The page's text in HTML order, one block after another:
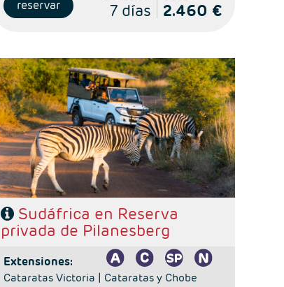
reservar 7 días 2.460 €
Salidas: Diarias
Ruta: 1 noche Johanesburgo + 2 noches reserva
privada + 3 noches Ciudad del Cabo
Régimen: alojamiento y desayuno + 2 almuerzos + 2
cenas
Hoteles: 4 y 5*
Sudáfrica en Reserva
privada de Pilanesberg
extensiones:
Cataratas Victoria | Cataratas y Chobe